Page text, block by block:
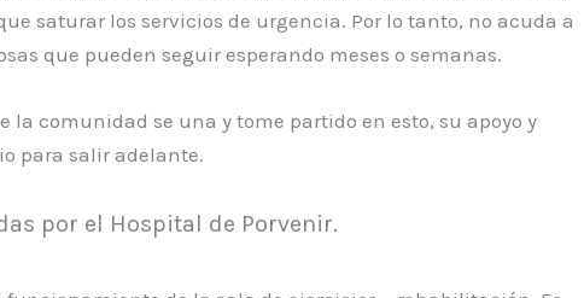
saturar los servicios de urgencia. Por lo tanto, no acuda a
que pueden seguir esperando meses o semanas.
la comunidad se una y tome partido en esto, su apoyo y
para salir adelante.
por el Hospital de Porvenir.